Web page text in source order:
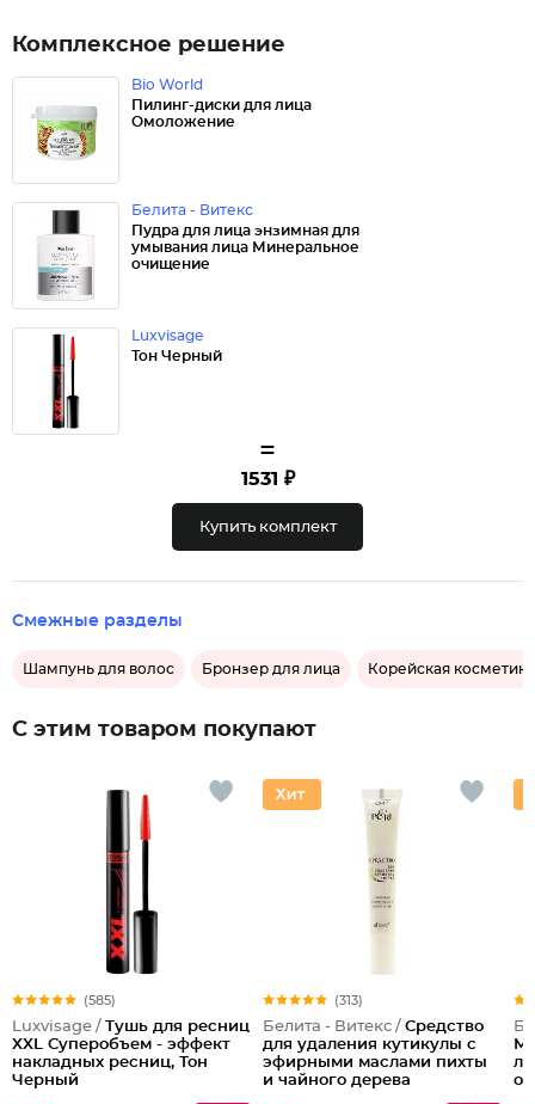
Комплексное решение
Bio World
Пилинг-диски для лица
Омоложение
Белита - Витекс
Пудра для лица энзимная для
умывания лица Минеральное
очищение
Luxvisage
Тон Черный
=
1531 ₽
Купить комплект
Смежные разделы
Шампунь для волос Бронзер для лица Корейская косметика
С этим товаром покупают
(585)
Luxvisage / Тушь для ресниц
XXL Суперобъем - эффект
накладных ресниц, Тон
Черный
(313)
Белита - Витекс / Средство
для удаления кутикулы с
эфирными маслами пихты
и чайного дерева